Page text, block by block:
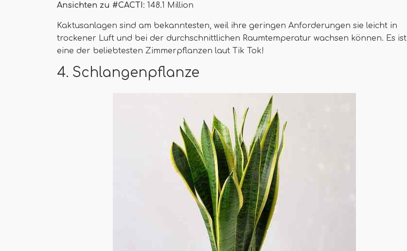
Ansichten zu #CACTI: 148.1 Million
Kaktusanlagen sind am bekanntesten, weil ihre geringen Anforderungen sie leicht in
trockener Luft und bei der durchschnittlichen Raumtemperatur wachsen können. Es ist
eine der beliebtesten Zimmerpflanzen laut Tik Tok!
4. Schlangenpflanze